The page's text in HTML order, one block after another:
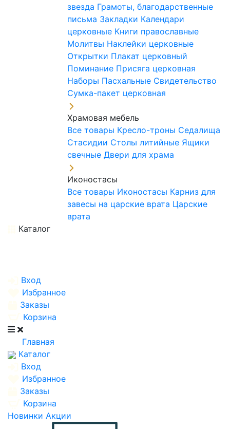
звезда Грамоты, благодарственные
письма Закладки Календари
церковные Книги православные
Молитвы Наклейки церковные
Открытки Плакат церковный
Поминание Присяга церковная
Наборы Пасхальные Свидетельство
Сумка-пакет церковная
Храмовая мебель
Все товары Кресло-троны Седалища
Стасидии Столы литийные Ящики
свечные Двери для храма
Иконостасы
Все товары Иконостасы Карниз для
завесы на царские врата Царские
врата
Каталог
Вход
Избранное
Заказы
Корзина
Главная
Каталог
Вход
Избранное
Заказы
Корзина
Новинки Акции